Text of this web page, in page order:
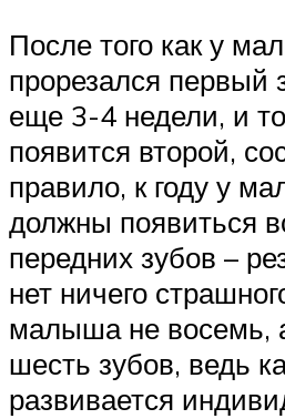
После того как у
прорезался первый
еще 3-4 недели, и
появится второй,
правило, к году у
должны появиться
передних зубов –
нет ничего
малыша не восемь,
шесть зубов, ведь
развивается